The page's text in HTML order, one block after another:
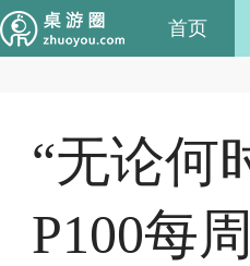
首页
“无论何
P100每